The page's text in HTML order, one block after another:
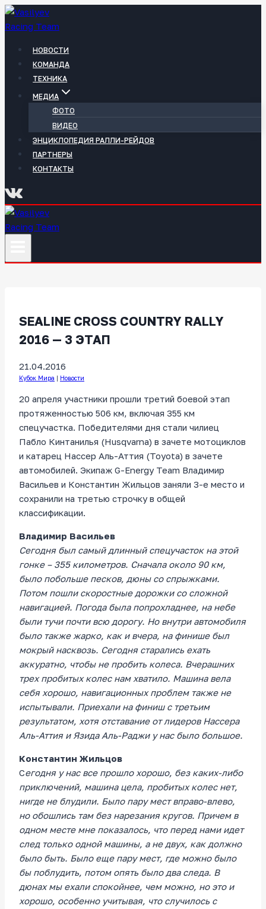
Перейти
к
НОВОСТИ
КОМАНДА
ТЕХНИКА
МЕДИА
ФОТО
ВИДЕО
ЭНЦИКЛОПЕДИЯ РАЛЛИ-РЕЙДОВ
ПАРТНЕРЫ
КОНТАКТЫ
SEALINE CROSS COUNTRY RALLY
2016 — 3 ЭТАП
21.04.2016
Кубок Мира | Новости
20 апреля участники прошли третий боевой этап
протяженностью 506 км, включая 355 км
спецучастка. Победителями дня стали чилиец
Пабло Кинтанилья (Husqvarna) в зачете мотоциклов
и катарец Нассер Аль-Аттия (Toyota) в зачете
автомобилей. Экипаж G-Energy Team Владимир
Васильев и Константин Жильцов заняли 3-е место и
сохранили на третью строчку в общей
классификации.
Владимир Васильев
Сегодня был самый длинный спецучасток на этой
гонке – 355 километров. Сначала около 90 км,
было побольше песков, дюны со спрыжками.
Потом пошли скоростные дорожки со сложной
навигацией. Погода была попрохладнее, на небе
были тучи почти всю дорогу. Но внутри автомобиля
было также жарко, как и вчера, на финише был
мокрый насквозь. Сегодня старались ехать
аккуратно, чтобы не пробить колеса. Вчерашних
трех пробитых колес нам хватило. Машина вела
себя хорошо, навигационных проблем также не
испытывали. Приехали на финиш с третьим
результатом, хотя отставание от лидеров Нассера
Аль-Аттия и Язида Аль-Раджи у нас было большое.
Константин Жильцов
Cегодня у нас все прошло хорошо, без каких-либо
приключений, машина цела, пробитых колес нет,
нигде не блудили. Было пару мест вправо-влево,
но обошлись там без нарезания кругов. Причем в
одном месте мне показалось, что перед нами идет
след только одной машины, а не двух, как должно
было быть. Было еще пару мест, где можно было
бы поблудить, потом опять было два следа. В
дюнах мы ехали спокойнее, чем можно, но это и
хорошо, особенно учитывая, что случилось с